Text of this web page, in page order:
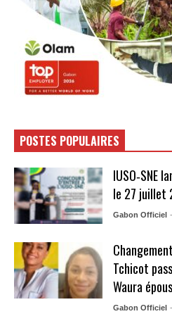
POSTES POPULAIRES
IUSO‑SNE
le 27 juillet
Gabon Officiel
Tchicot
Waura
Gabon Officiel